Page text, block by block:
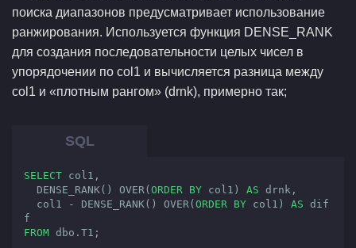
поиска диапазонов предусматривает использование
ранжирования. Используется функция DENSE_RANK
для создания последовательности целых чисел в
упорядочении по col1 и вычисляется разница между
col1 и «плотным рангом» (drnk), примерно так;
SELECT col1,
  DENSE_RANK() OVER(
ORDER BY col1) AS drnk,
  col1 - DENSE_RANK() OVER(
ORDER BY col1) AS dif
FROM dbo.T1;